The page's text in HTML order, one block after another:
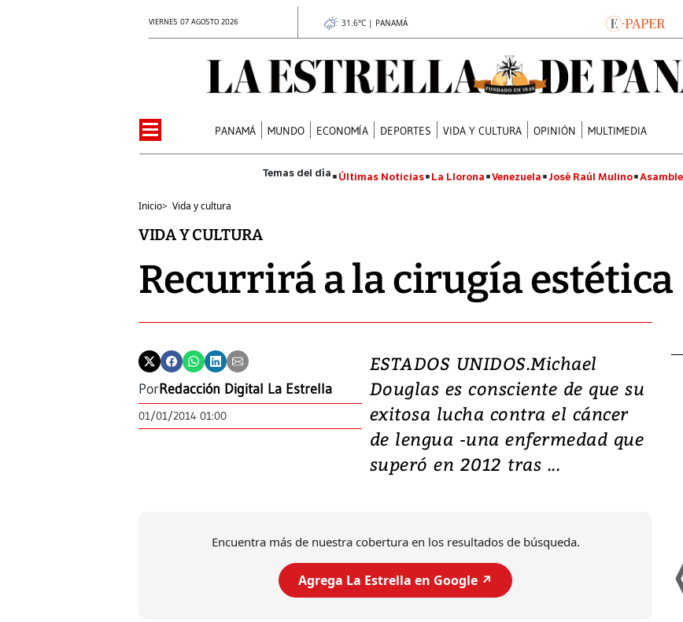
VIERNES 07 AGOSTO 2026 31.6°C | PANAMÁ
PANAMÁ MUNDO ECONOMÍA DEPORTES VIDA Y CULTURA OPINIÓN MULTIMEDIA
Últimas Noticias La Llorona Venezuela José Raúl Mulino
Inicio> Vida y cultura
VIDA Y CULTURA
Recurrirá a la cirugía estética
PorRedacción Digital La Estrella
01/01/2014 01:00
ESTADOS UNIDOS.Michael
Douglas es consciente de que su
exitosa lucha contra el cáncer
de lengua -una enfermedad que
superó en 2012 tras ...
Encuentra más de nuestra cobertura en los resultados de búsqueda.
Agrega La Estrella en Google ↗️
Video, Japón: Terremoto
deja heridos y graves
daños en Kumamoto